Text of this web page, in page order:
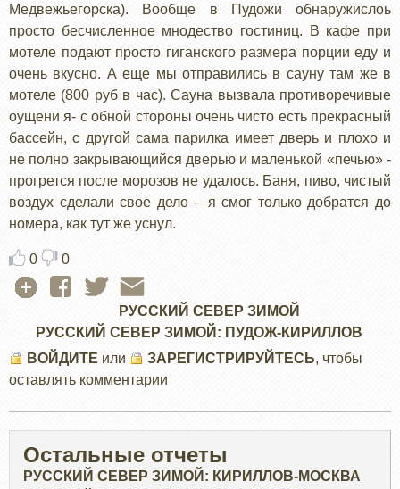
Медвежьегорска). Вообще в Пудожи обнаружислоь
просто бесчисленное мнодество гостиниц. В кафе при
мотеле подают просто гиганского размера порции еду и
очень вкусно. А еще мы отправились в сауну там же в
мотеле (800 руб в час). Сауна вызвала противоречивые
оущени я- с обной стороны очень чисто есть прекрасный
бассейн, с другой сама парилка имеет дверь и плохо и
не полно закрывающийся дверью и маленькой «печью» -
прогрется после морозов не удалось. Баня, пиво, чистый
воздух сделали свое дело – я смог только добратся до
номера, как тут же уснул.
0 0
РУССКИЙ СЕВЕР ЗИМОЙ
РУССКИЙ СЕВЕР ЗИМОЙ: ПУДОЖ-КИРИЛЛОВ
ВОЙДИТЕ или ЗАРЕГИСТРИРУЙТЕСЬ, чтобы
оставлять комментарии
Остальные отчеты
РУССКИЙ СЕВЕР ЗИМОЙ: КИРИЛЛОВ-МОСКВА